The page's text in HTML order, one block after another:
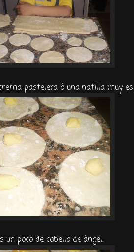
pastelera ó una natilla muy
un poco de cabello de ángel.